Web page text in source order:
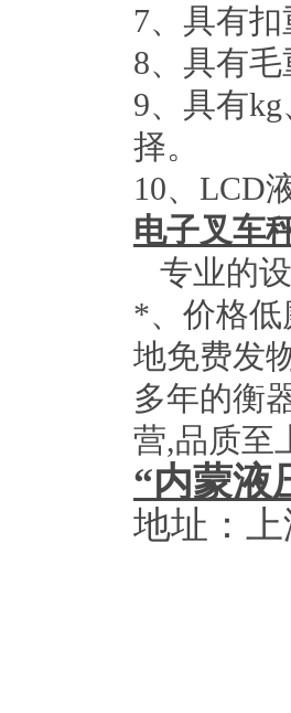
7、具有
8、具有
9、具有kg
择。
10、 LCD
电子叉车
专业的
*、价格低
地免费发
多年的衡
营,品质至
“内蒙液
地址：